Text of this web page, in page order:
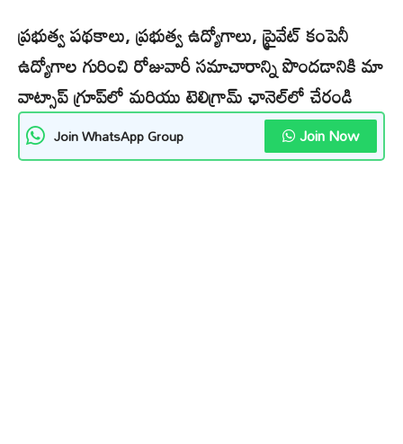
ప్రభుత్వ పథకాలు, ప్రభుత్వ ఉద్యోగాలు, ప్రైవేట్ కంపెనీ
ఉద్యోగాల గురించి రోజువారీ సమాచారాన్ని పొందడానికి మా
వాట్సాప్ గ్రూప్‌లో మరియు టెలిగ్రామ్ ఛానెల్‌లో చేరండి
Join WhatsApp Group Join Now